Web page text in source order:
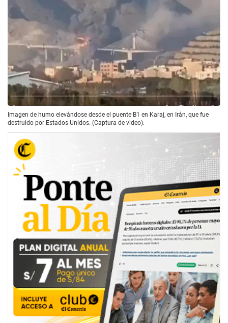
Imagen de humo elevándose desde el puente B1 en Karaj, en Irán, que fue
destruido por Estados Unidos. (Captura de video).